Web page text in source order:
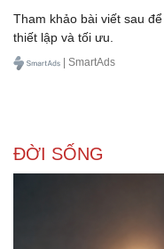
Sức khỏe
Dinh dưỡng - món ngon
Cây thuốc
Làm đẹp - giảm cân
Tham khảo bài viết sau
thiết lập và tối ưu.
| SmartAds
ĐỜI SỐNG